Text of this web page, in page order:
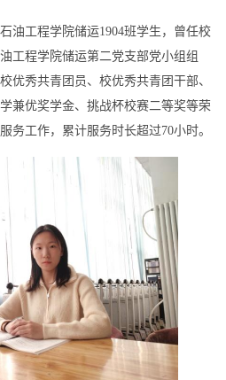
油工程学院储运1904班学生，曾任校
工程学院储运第二党支部党小组组
优秀共青团员、校优秀共青团干部、
兼优奖学金、挑战杯校赛二等奖等荣
务工作，累计服务时长超过70小时。